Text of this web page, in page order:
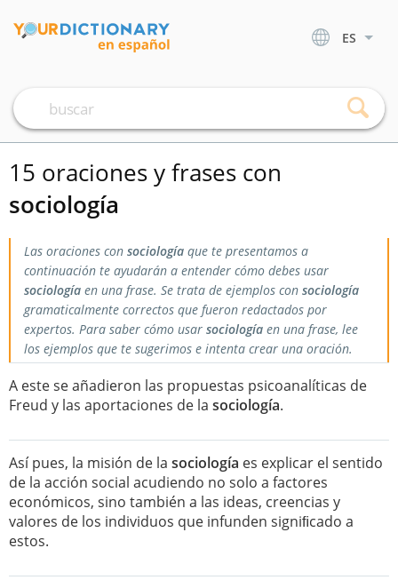
ES
15 oraciones y frases con
sociología
Las oraciones con sociología que te presentamos a
continuación te ayudarán a entender cómo debes usar
sociología en una frase. Se trata de ejemplos con sociología
gramaticalmente correctos que fueron redactados por
expertos. Para saber cómo usar sociología en una frase, lee
los ejemplos que te sugerimos e intenta crear una oración.
A este se añadieron las propuestas psicoanalíticas de
Freud y las aportaciones de la sociología.
Así pues, la misión de la sociología es explicar el sentido
de la acción social acudiendo no solo a factores
económicos, sino también a las ideas, creencias y
valores de los individuos que infunden signiﬁcado a
estos.